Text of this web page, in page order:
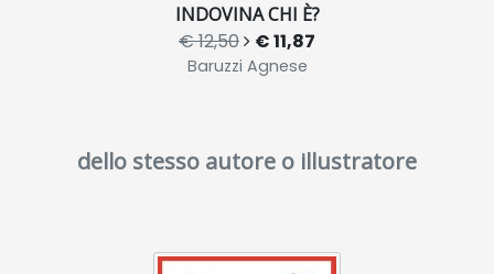
INDOVINA CHI È?
€ 12,50 € 11,87
Baruzzi Agnese
dello stesso autore o illustratore